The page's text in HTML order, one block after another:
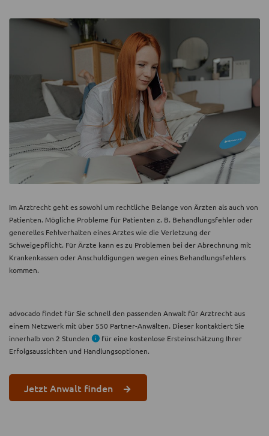
Im Arztrecht geht es sowohl um rechtliche Belange von Ärzten als auch von
Patienten. Mögliche Probleme für Patienten z. B. Behandlungsfehler oder
generelles Fehlverhalten eines Arztes wie die Verletzung der
Schweigepflicht. Für Ärzte kann es zu Problemen bei der Abrechnung mit
Krankenkassen oder Anschuldigungen wegen eines Behandlungsfehlers
kommen.
advocado findet für Sie schnell den passenden Anwalt für Arztrecht aus
einem Netzwerk mit über 550 Partner-Anwälten. Dieser kontaktiert Sie
innerhalb von 2 Stunden
für eine kostenlose Ersteinschätzung Ihrer
Erfolgsaussichten und Handlungsoptionen.
Jetzt Anwalt finden